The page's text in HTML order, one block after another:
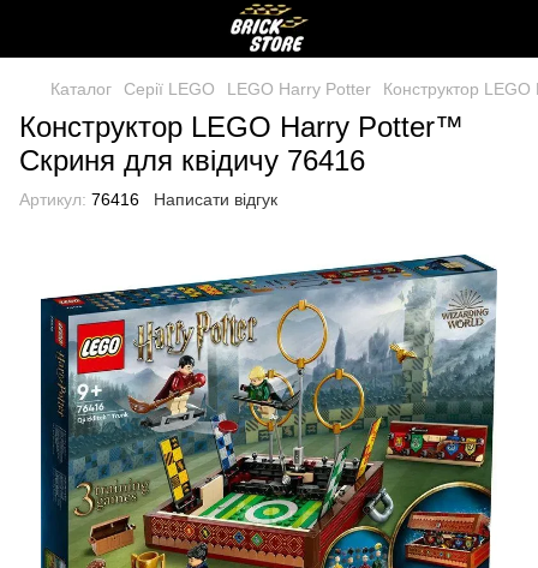
Каталог Серії LEGO LEGO Harry Potter Конструктор
Конструктор LEGO Harry Potter™
Скриня для квідичу 76416
Артикул: 76416 Написати відгук